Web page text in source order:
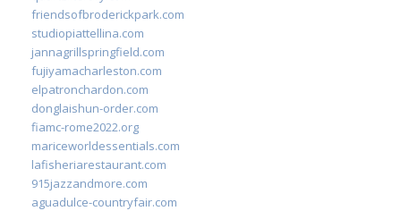
friendsofbroderickpark.com
studiopiattellina.com
jannagrillspringfield.com
fujiyamacharleston.com
elpatronchardon.com
donglaishun-order.com
fiamc-rome2022.org
mariceworldessentials.com
lafisheriarestaurant.com
915jazzandmore.com
aguadulce-countryfair.com